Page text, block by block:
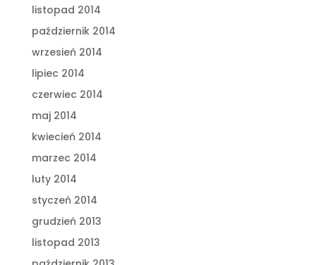
listopad 2014
październik 2014
wrzesień 2014
lipiec 2014
czerwiec 2014
maj 2014
kwiecień 2014
marzec 2014
luty 2014
styczeń 2014
grudzień 2013
listopad 2013